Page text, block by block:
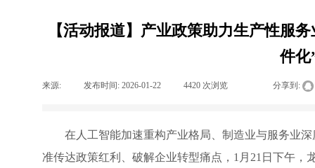
【活动报道】产业政策助力生产性服
件化
来源: 发布时间: 2026-01-22 4420 次浏览 分享到:
在人工智能加速重构产业格局、制造业与服务业
准传达政策红利、破解企业转型痛点，1月21日下午